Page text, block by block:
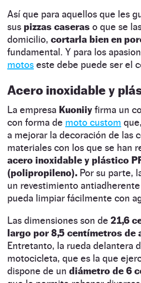
Así que para aquellos que les
sus pizzas caseras o que se
domicilio, cortarla bien en
fundamental. Y para los
motos este debe puede ser el
Acero inoxidable y
La empresa Kuoniiy firma un
con forma de moto custom
a mejorar la decoración de las
materiales con los que se han
acero inoxidable y plástico
(polipropileno). Por su parte,
un revestimiento
pueda limpiar fácilmente con
Las dimensiones son de 21,6
largo por 8,5 centímetros de
Entretanto, la rueda delantera
motocicleta, que es la que
dispone de un diámetro de 6